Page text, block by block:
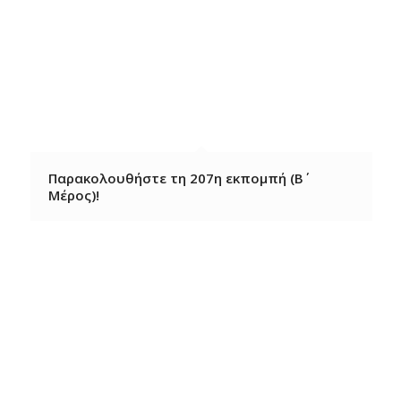
Παρακολουθήστε τη 207η εκπομπή (Β΄
Μέρος)!